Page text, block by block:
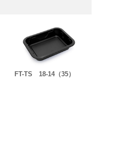
FT-TS 18-14（35）